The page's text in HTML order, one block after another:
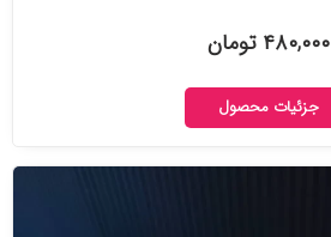
۴۸۰,۰۰۰ تومان
جزئیات محصول